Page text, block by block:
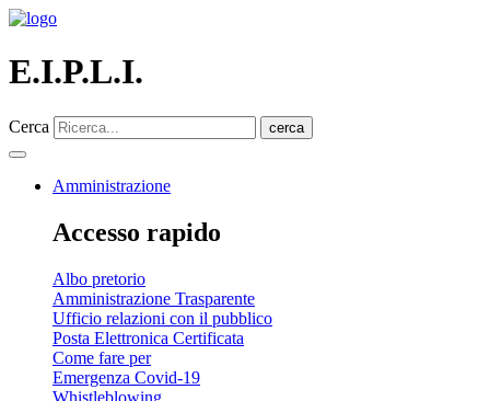
E.I.P.L.I.
Cerca cerca
Amministrazione
Accesso rapido
Albo pretorio
Amministrazione Trasparente
Ufficio relazioni con il pubblico
Posta Elettronica Certificata
Come fare per
Emergenza Covid-19
Whistleblowing